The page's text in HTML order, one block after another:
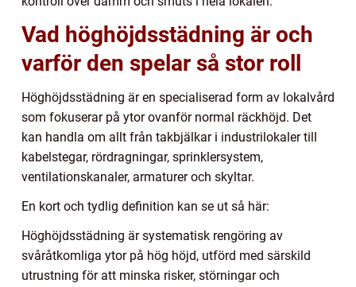
Vad höghöjdsstädning är och
varför den spelar så stor roll
Höghöjdsstädning är en specialiserad form av lokalvård
som fokuserar på ytor ovanför normal räckhöjd. Det
kan handla om allt från takbjälkar i industrilokaler till
kabelstegar, rördragningar, sprinklersystem,
ventilationskanaler, armaturer och skyltar.
En kort och tydlig definition kan se ut så här:
Höghöjdsstädning är systematisk rengöring av
svåråtkomliga ytor på hög höjd, utförd med särskild
utrustning för att minska risker, störningar och